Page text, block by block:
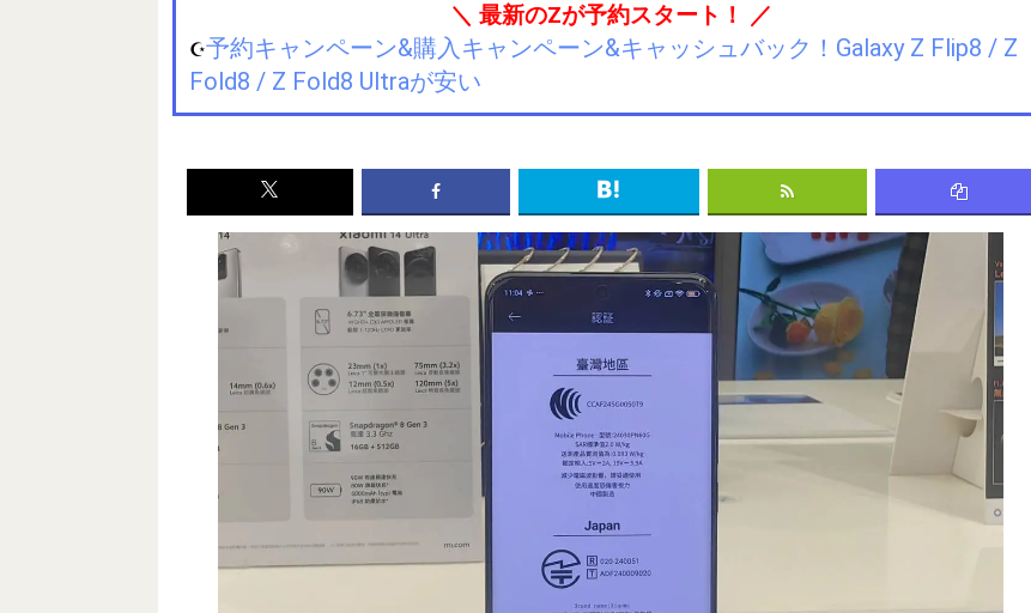
＼ 最新のZが予約スタート！ ／
☪️予約キャンペーン&購入キャンペーン&キャッシュバック！Galaxy Z Flip8 / Z
Fold8 / Z Fold8 Ultraが安い